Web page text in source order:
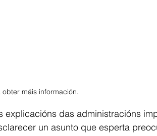
obter máis información.
explicacións das administracións
un asunto que esperta